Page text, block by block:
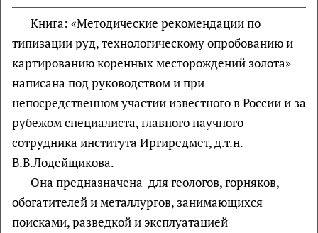
Книга: «Методические рекомендации по
типизации руд, технологическому опробованию и
картированию коренных месторождений золота»
написана под руководством и при
непосредственном участии известного в России и за
рубежом специалиста, главного научного
сотрудника института Иргиредмет, д.т.н.
В.В.Лодейщикова.
Она предназначена для геологов, горняков,
обогатителей и металлургов, занимающихся
поисками, разведкой и эксплуатацией